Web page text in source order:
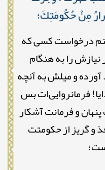
مِنْ حُكُومَتِكَ؛
درخواست کسی که
را به هنگام
آورده و میلش به آنچه
فرمانروایی‌ات بس
و فرمانت آشکار
و گریز از حکومتت